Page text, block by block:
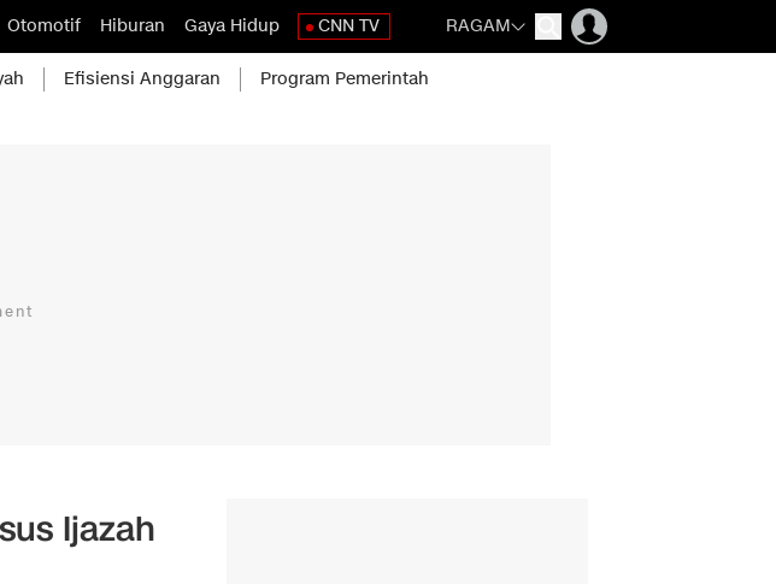
Otomotif Hiburan Gaya Hidup CNN TV RAGAM
Efisiensi Anggaran Program Pemerintah
Ijazah